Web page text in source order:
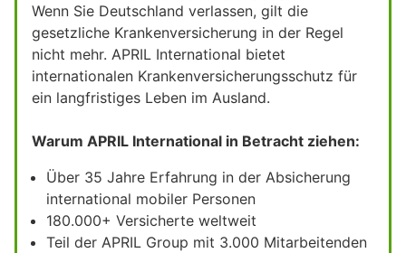
Wenn Sie Deutschland verlassen, gilt die
gesetzliche Krankenversicherung in der Regel
nicht mehr. APRIL International bietet
internationalen Krankenversicherungsschutz für
ein langfristiges Leben im Ausland.
Warum APRIL International in Betracht ziehen:
Über 35 Jahre Erfahrung in der Absicherung
international mobiler Personen
180.000+ Versicherte weltweit
Teil der APRIL Group mit 3.000 Mitarbeitenden